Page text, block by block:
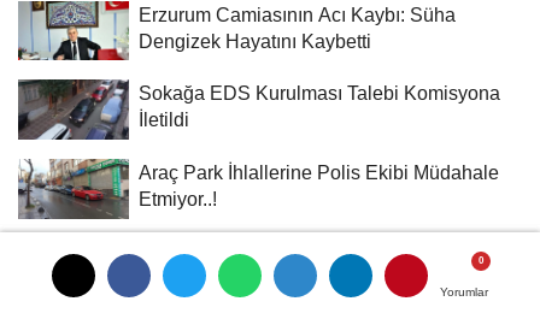
Yorumlar
Yorumlar
Erzurum Camiasının Acı Kaybı: Süha
Dengizek Hayatını Kaybetti
Sokağa EDS Kurulması Talebi Komisyona
İletildi
Araç Park İhlallerine Polis Ekibi Müdahale
Etmiyor..!